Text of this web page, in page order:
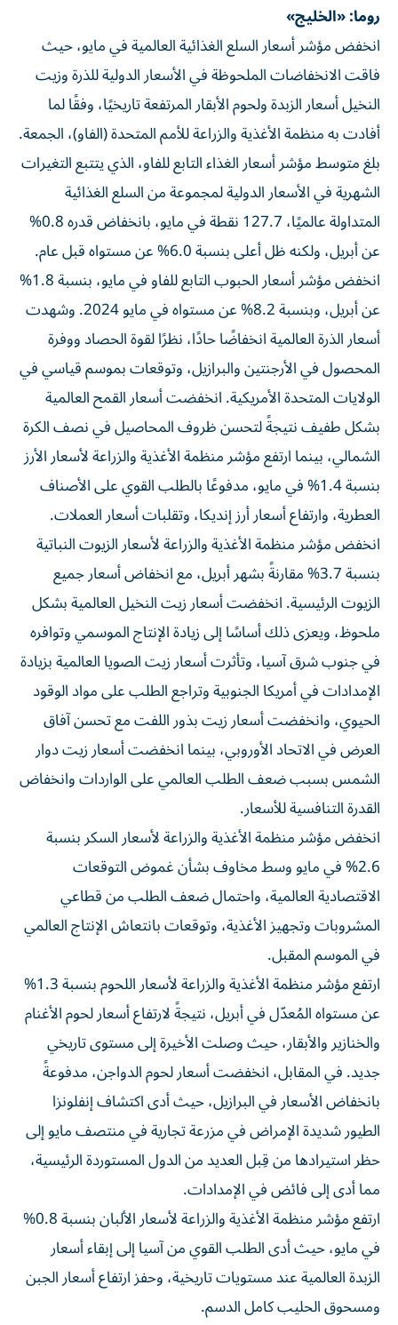
روما: «الخليج»
انخفض مؤشر أسعار السلع الغذائية العالمية في مايو، حيث
فاقت الانخفاضات الملحوظة في الأسعار الدولية للذرة وزيت
النخيل أسعار الزبدة ولحوم الأبقار المرتفعة تاريخيًا، وفقًا لما
أفادت به منظمة الأغذية والزراعة للأمم المتحدة (الفاو)، الجمعة.
بلغ متوسط ​​مؤشر أسعار الغذاء التابع للفاو، الذي يتتبع التغيرات
الشهرية في الأسعار الدولية لمجموعة من السلع الغذائية
المتداولة عالميًا، 127.7 نقطة في مايو، بانخفاض قدره 0.8%
عن أبريل، ولكنه ظل أعلى بنسبة 6.0% عن مستواه قبل عام.
انخفض مؤشر أسعار الحبوب التابع للفاو في مايو، بنسبة 1.8%
عن أبريل، وبنسبة 8.2% عن مستواه في مايو 2024. وشهدت
أسعار الذرة العالمية انخفاضًا حادًا، نظرًا لقوة الحصاد ووفرة
المحصول في الأرجنتين والبرازيل، وتوقعات بموسم قياسي في
الولايات المتحدة الأمريكية. انخفضت أسعار القمح العالمية
بشكل طفيف نتيجةً لتحسن ظروف المحاصيل في نصف الكرة
الشمالي، بينما ارتفع مؤشر منظمة الأغذية والزراعة لأسعار الأرز
بنسبة 1.4% في مايو، مدفوعًا بالطلب القوي على الأصناف
العطرية، وارتفاع أسعار أرز إنديكا، وتقلبات أسعار العملات.
انخفض مؤشر منظمة الأغذية والزراعة لأسعار الزيوت النباتية
بنسبة 3.7% مقارنةً بشهر أبريل، مع انخفاض أسعار جميع
الزيوت الرئيسية. انخفضت أسعار زيت النخيل العالمية بشكل
ملحوظ، ويعزى ذلك أساسًا إلى زيادة الإنتاج الموسمي وتوافره
في جنوب شرق آسيا، وتأثرت أسعار زيت الصويا العالمية بزيادة
الإمدادات في أمريكا الجنوبية وتراجع الطلب على مواد الوقود
الحيوي، وانخفضت أسعار زيت بذور اللفت مع تحسن آفاق
العرض في الاتحاد الأوروبي، بينما انخفضت أسعار زيت دوار
الشمس بسبب ضعف الطلب العالمي على الواردات وانخفاض
القدرة التنافسية للأسعار.
انخفض مؤشر منظمة الأغذية والزراعة لأسعار السكر بنسبة
2.6% في مايو وسط مخاوف بشأن غموض التوقعات
الاقتصادية العالمية، واحتمال ضعف الطلب من قطاعي
المشروبات وتجهيز الأغذية، وتوقعات بانتعاش الإنتاج العالمي
في الموسم المقبل.
ارتفع مؤشر منظمة الأغذية والزراعة لأسعار اللحوم بنسبة 1.3%
عن مستواه المُعدّل في أبريل، نتيجةً لارتفاع أسعار لحوم الأغنام
والخنازير والأبقار، حيث وصلت الأخيرة إلى مستوى تاريخي
جديد. في المقابل، انخفضت أسعار لحوم الدواجن، مدفوعةً
بانخفاض الأسعار في البرازيل، حيث أدى اكتشاف إنفلونزا
الطيور شديدة الإمراض في مزرعة تجارية في منتصف مايو إلى
حظر استيرادها من قِبل العديد من الدول المستوردة الرئيسية،
مما أدى إلى فائض في الإمدادات.
ارتفع مؤشر منظمة الأغذية والزراعة لأسعار الألبان بنسبة 0.8%
في مايو، حيث أدى الطلب القوي من آسيا إلى إبقاء أسعار
الزبدة العالمية عند مستويات تاريخية، وحفز ارتفاع أسعار الجبن
ومسحوق الحليب كامل الدسم.